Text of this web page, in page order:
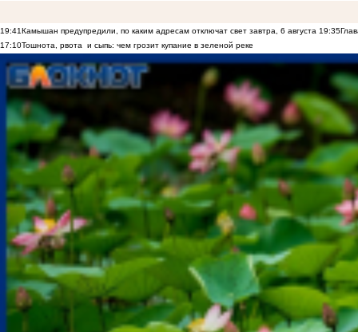
19:41Камышан предупредили, по каким адресам отключат свет завтра, 6 августа 19:35
17:10Тошнота, рвота и сыпь: чем грозит купание в зеленой реке